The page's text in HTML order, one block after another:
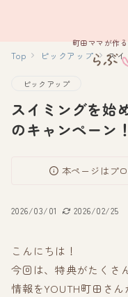
町田ママが作
Top ピックアップ スイミ
ピックアップ
スイミングを始
のキャンペーン
本ページはプ
2026/03/01 2026/02/25
こんにちは！
今回は、特典がたくさ
情報をYOUTH町田さ